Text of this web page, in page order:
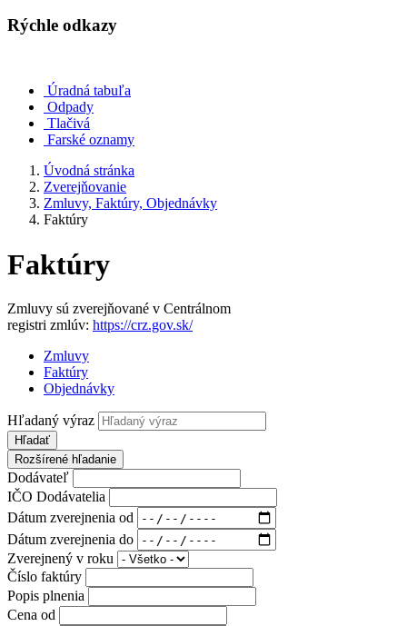
Rýchle odkazy
Úradná tabuľa
Odpady
Tlačivá
Farské oznamy
Úvodná stránka
Zverejňovanie
Zmluvy, Faktúry, Objednávky
Faktúry
Faktúry
Zmluvy sú zverejňované v Centrálnom
registri zmlúv: https://crz.gov.sk/
Zmluvy
Faktúry
Objednávky
Hľadaný výraz
Hľadať
Rozšírené hľadanie
Dodávateľ
IČO Dodávatelia
Dátum zverejnenia od
Dátum zverejnenia do
Zverejnený v roku
Číslo faktúry
Popis plnenia
Cena od